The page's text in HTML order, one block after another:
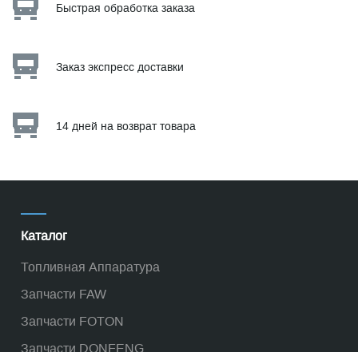
Быстрая обработка заказа
Заказ экспресс доставки
14 дней на возврат товара
Каталог
Топливная Аппаратура
Запчасти FAW
Запчасти FOTON
Запчасти DONFENG